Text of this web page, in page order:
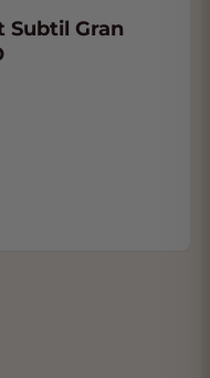
Subtil Gran